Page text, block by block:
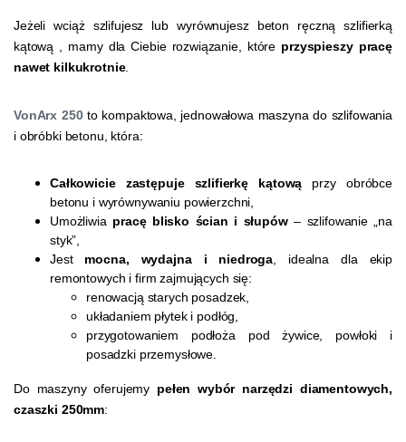
Jeżeli wciąż szlifujesz lub wyrównujesz beton ręczną szlifierką
kątową , mamy dla Ciebie rozwiązanie, które przyspieszy pracę
nawet kilkukrotnie.
VonArx 250to kompaktowa, jednowałowa maszyna do szlifowania
i obróbki betonu, która:
Całkowicie zastępuje szlifierkę kątową przy obróbce
betonu i wyrównywaniu powierzchni,
Umożliwia pracę blisko ścian i słupów– szlifowanie „na
styk”,
Jest mocna, wydajna i niedroga, idealna dla ekip
remontowych i firm zajmujących się:
renowacją starych posadzek,
układaniem płytek i podłóg,
przygotowaniem podłoża pod żywice, powłoki i
posadzki przemysłowe.
Do maszyny oferujemy pełen wybór narzędzi diamentowych,
czaszki 250mm: